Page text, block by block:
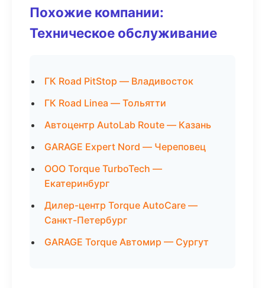
Похожие компании:
Техническое обслуживание
ГК Road PitStop — Владивосток
ГК Road Linea — Тольятти
Автоцентр AutoLab Route — Казань
GARAGE Expert Nord — Череповец
ООО Torque TurboTech —
Екатеринбург
Дилер-центр Torque AutoCare —
Санкт-Петербург
GARAGE Torque Автомир — Сургут